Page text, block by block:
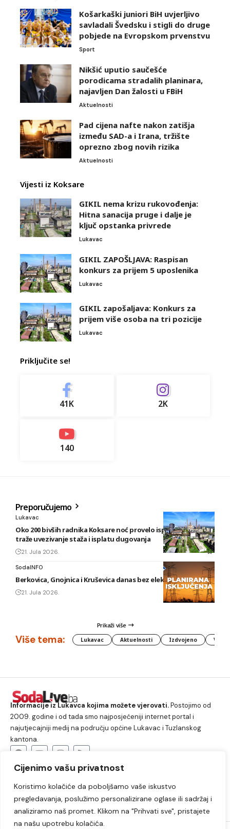
Cijenimo vašu privatnost
Koristimo kolačiće da poboljšamo vaše iskustvo
pregledavanja, poslužimo personalizirane oglase ili sadržaj i
analiziramo naš promet. Klikom na "Prihvati sve", pristajete
na našu upotrebu kolačića.
Košarkaški juniori BiH uvjerljivo
savladali Švedsku i stigli do druge
pobjede na Evropskom prvenstvu
Sport
Nikšić uputio saučešće
porodicama stradalih planinara,
najavljen Dan žalosti u FBiH
Aktuelnosti
Pad cijena nafte nakon zatišja
između SAD-a i Irana, tržište
oprezno zbog novih rizika
Aktuelnosti
Vijesti iz Koksare
GIKIL nema krizu rukovođenja:
Hitna sanacija pruge i dalje je
ključ opstanka privrede
Lukavac
GIKIL ZAPOŠLJAVA: Raspisan
konkurs za prijem 5 uposlenika
Lukavac
GIKIL zapošaljava: Konkurs za
prijem više osoba na tri pozicije
Lukavac
Priključite se!
41K 2K
140
Preporučujemo
Lukavac
Oko 200 bivših radnika Koksare noć provelo ispred fabrike,
traže uvezivanje staža i isplatu dugovanja
21. Jula 2026.
SodaINFO
Berkovica, Gnojnica i Kruševica danas bez električne energije
21. Jula 2026.
Prikaži više
Više tema: Lukavac Aktuelnosti Izdvojeno
Informacije iz Lukavca kojima možete vjerovati.Postojimo od
2009. godine i od tada smo najposjećeniji internet portal i
najutjecajniji medij na području općine Lukavac i Tuzlanskog
kantona.
Lukavac Društvo Crna hronika
Sport
Kultura
Kolumne Slobodno vrijeme